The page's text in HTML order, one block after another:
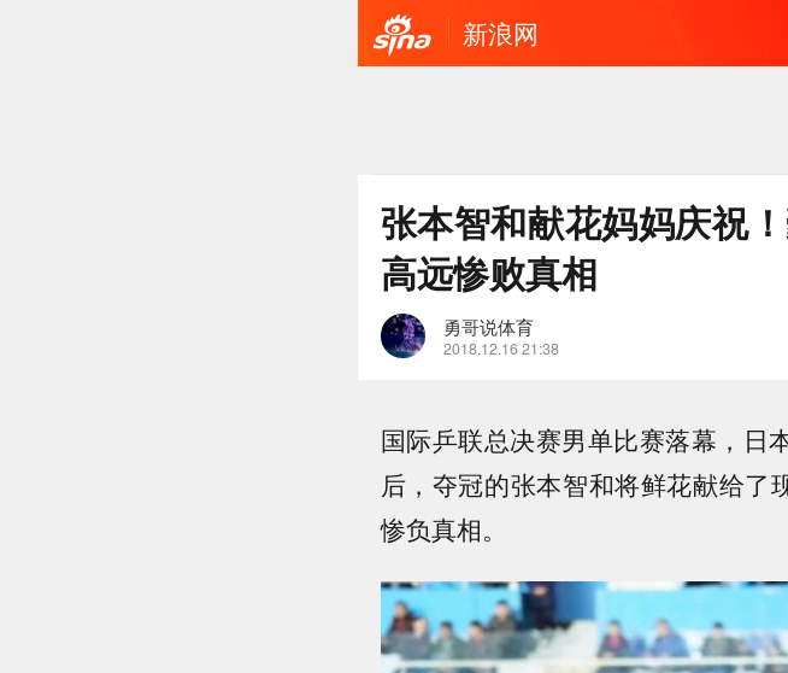
新浪网
张本智和献花妈妈庆祝
高远惨败真相
勇哥说体育
2018.12.16 21:38
国际乒联总决赛男单比赛落幕，日
后，夺冠的张本智和将鲜花献给了
惨负真相。